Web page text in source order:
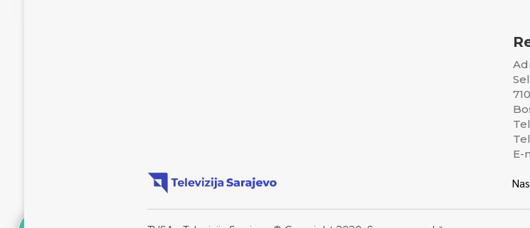
E-